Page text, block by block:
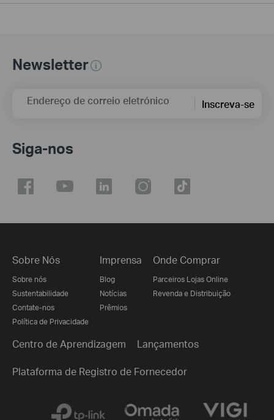
Newsletter
Endereço de correio eletrónico Inscreva-se
Siga-nos
Sobre Nós
Sobre nós
Sustentabilidade
Contate-nos
Política de Privacidade
Imprensa
Blog
Notícias
Prêmios
Onde Comprar
Parceiros Lojas Online
Revenda e Distribuição
Centro de Aprendizagem Lançamentos
Plataforma de Registro de Fornecedor